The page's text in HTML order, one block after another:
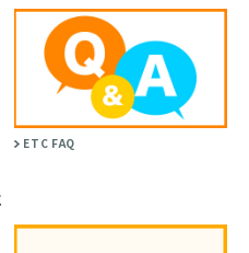
ETC FAQ